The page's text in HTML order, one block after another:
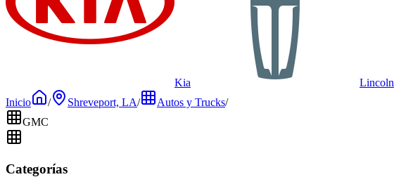
Kia Lincoln
Inicio
/ Shreveport, LA/ Autos y Trucks/
GMC
Categorías